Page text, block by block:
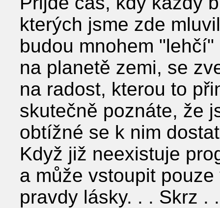
kterých jsme zde
budou mnohem
na planetě zemi, se
na radost, kterou to
skutečně poznáte, že
obtížné se k nim
Když již neexistuje
a může vstoupit
pravdy lásky. . . Skrz .